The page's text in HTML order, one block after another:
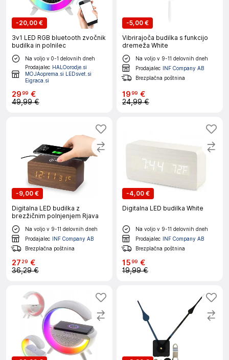
-20,00 €
3v1 LED RGB bluetooth zvočnik
budilka in polnilec
Na voljo v 0-1 delovnih dneh
Prodajalec HALOorodje.si
MOJAoprema.si LEDsvet.si
Eigraca.si
2999 €
49,99 €
-5,00 €
Vibrirajoča budilka s funkcijo
dremeža White
Na voljo v 9-11 delovnih dneh
Prodajalec INF Company AB
Brezplačna poštnina
1999 €
24,99 €
-9,00 €
Digitalna LED budilka z
brezžičnim polnjenjem Rjava
Na voljo v 9-11 delovnih dneh
Prodajalec INF Company AB
Brezplačna poštnina
27 29 €
36,29 €
-4,00 €
Digitalna LED budilka White
Na voljo v 9-11 delovnih dneh
Prodajalec INF Company AB
Brezplačna poštnina
1599 €
19,99 €